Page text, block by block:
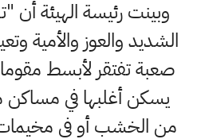
وبينت رئيسة الهيئة أن
الشديد والعوز والأمية
صعبة تفتقر لأبسط
يسكن أغلبها في
من الخشب أو في